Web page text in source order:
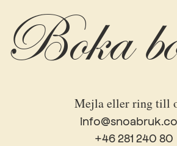
Boka
Mejla eller ring till
+46 281 240 80